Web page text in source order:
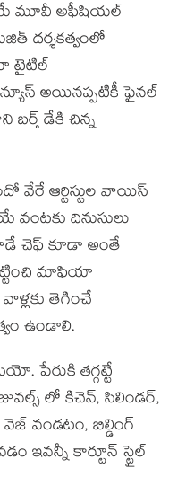
మూవీ అఫీషియల్
దర్శకత్వంలో
టైటిల్
అయినప్పటికీ ఫైనల్
డేకి చిన్న
వేరే ఆర్టిస్టుల వాయిస్
దినుసులు
చెఫ్ కూడా అంతే
మాఫియా
తెగించే
ఉండాలి.
పేరుకి తగ్గట్టే
లో కిచెన్, సిలిండర్,
వండటం, బిల్డింగ్
ఇవన్నీ కార్టూన్ స్టైల్